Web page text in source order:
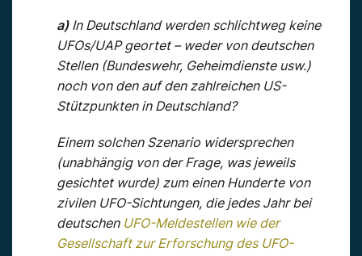
a)In Deutschland werden schlichtweg keine
UFOs/UAP geortet – weder von deutschen
Stellen (Bundeswehr, Geheimdienste usw.)
noch von den auf den zahlreichen US-
Stützpunkten in Deutschland?
Einem solchen Szenario widersprechen
(unabhängig von der Frage, was jeweils
gesichtet wurde) zum einen Hunderte von
zivilen UFO-Sichtungen, die jedes Jahr bei
deutschen UFO-Meldestellen wie der
Gesellschaft zur Erforschung des UFO-